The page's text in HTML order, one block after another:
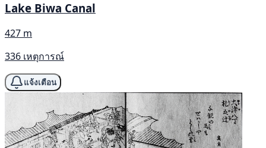
Lake Biwa Canal
427 m
336 เหตุการณ์
แจ้งเตือน